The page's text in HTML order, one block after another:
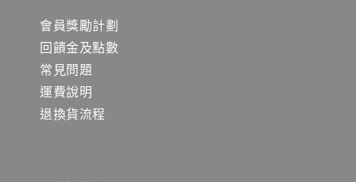
會員獎勵計劃
回饋金及點數
常見問題
運費說明
退換貨流程